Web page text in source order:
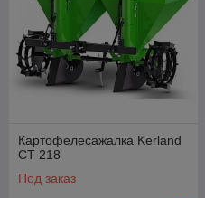
Картофелесажалка Kerland
CT 218
Под заказ